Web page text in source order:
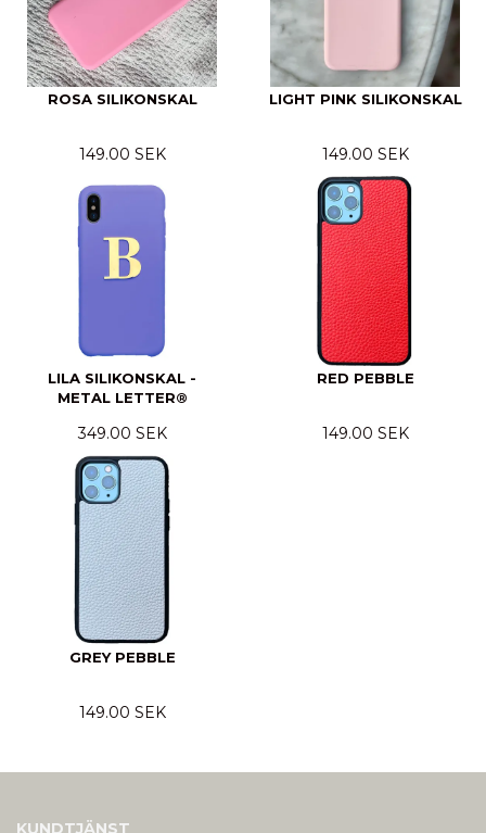
ROSA SILIKONSKAL
149.00 SEK
LIGHT PINK SILIKONSKAL
149.00 SEK
LILA SILIKONSKAL -
METAL LETTER®
349.00 SEK
RED PEBBLE
149.00 SEK
GREY PEBBLE
149.00 SEK
KUNDTJÄNST